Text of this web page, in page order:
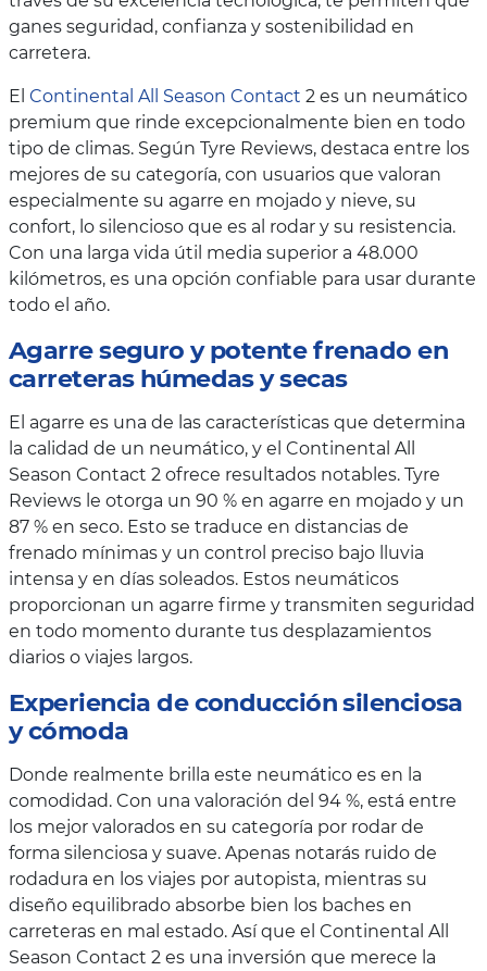
ganes seguridad, confianza y sostenibilidad en
carretera.
El Continental All Season Contact 2 es un neumático
premium que rinde excepcionalmente bien en todo
tipo de climas. Según Tyre Reviews, destaca entre los
mejores de su categoría, con usuarios que valoran
especialmente su agarre en mojado y nieve, su
confort, lo silencioso que es al rodar y su resistencia.
Con una larga vida útil media superior a 48.000
kilómetros, es una opción confiable para usar durante
todo el año.
Agarre seguro y potente frenado en
carreteras húmedas y secas
El agarre es una de las características que determina
la calidad de un neumático, y el Continental All
Season Contact 2 ofrece resultados notables. Tyre
Reviews le otorga un 90 % en agarre en mojado y un
87 % en seco. Esto se traduce en distancias de
frenado mínimas y un control preciso bajo lluvia
intensa y en días soleados. Estos neumáticos
proporcionan un agarre firme y transmiten seguridad
en todo momento durante tus desplazamientos
diarios o viajes largos.
Experiencia de conducción silenciosa
y cómoda
Donde realmente brilla este neumático es en la
comodidad. Con una valoración del 94 %, está entre
los mejor valorados en su categoría por rodar de
forma silenciosa y suave. Apenas notarás ruido de
rodadura en los viajes por autopista, mientras su
diseño equilibrado absorbe bien los baches en
carreteras en mal estado. Así que el Continental All
Season Contact 2 es una inversión que merece la